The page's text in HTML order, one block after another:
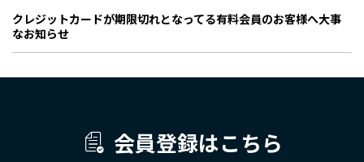
クレジットカードが期限切れとなってる有料会員のお客様へ大事
なお知らせ
会員登録はこちら